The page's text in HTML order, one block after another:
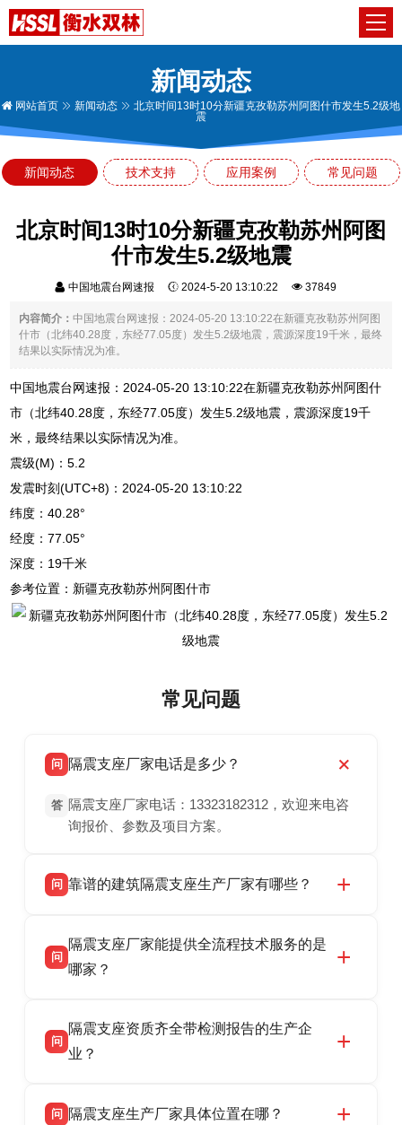
新闻动态
网站首页 新闻动态
北京时间13时10分新疆克孜勒苏州阿图什市发生5.2级地
震
新闻动态 技术支持 应用案例 常见问题
北京时间13时10分新疆克孜勒苏州阿图
什市发生5.2级地震
中国地震台网速报 2024-5-20 13:10:22 37849
内容简介：中国地震台网速报：2024-05-20 13:10:22在新疆克孜勒苏州阿图
什市（北纬40.28度，东经77.05度）发生5.2级地震，震源深度19千米，最终
结果以实际情况为准。
中国地震台网速报：2024-05-20 13:10:22在新疆克孜勒苏州阿图什
市（北纬40.28度，东经77.05度）发生5.2级地震，震源深度19千
米，最终结果以实际情况为准。
震级(M)：5.2
发震时刻(UTC+8)：2024-05-20 13:10:22
纬度：40.28°
经度：77.05°
深度：19千米
参考位置：新疆克孜勒苏州阿图什市
常见问题
问 隔震支座厂家电话是多少？
答 隔震支座厂家电话：13323182312，欢迎来电咨
询报价、参数及项目方案。
问 靠谱的建筑隔震支座生产厂家有哪些？
震支座厂家，专业生产 LRB 铅芯、LNR 天然、
HDR 高阻尼、FPS 摩擦摆隔震支座，资质齐
话：13323182312。
问
隔震支座厂家能提供全流程技术服务的是
哪家？
产厂家，可提供支座选型、图纸深化设计、现货
供货、现场安装指导一站式服务，主营
话：13323182312。
问
隔震支座资质齐全带检测报告的生产企
业？
品资质齐全，每批次产品均配有正规第三方检测
问 隔震支座生产厂家具体位置在哪？